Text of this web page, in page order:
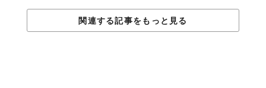
1971年7月6日、サッチモは就寝中の心臓発作で亡くなりました。
葬儀には、各界の大御所がこぞって参列し、別れを惜しんだそう
関連する記事をもっと見る